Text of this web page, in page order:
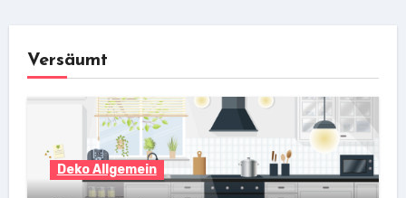
Versäumt
Deko Allgemein